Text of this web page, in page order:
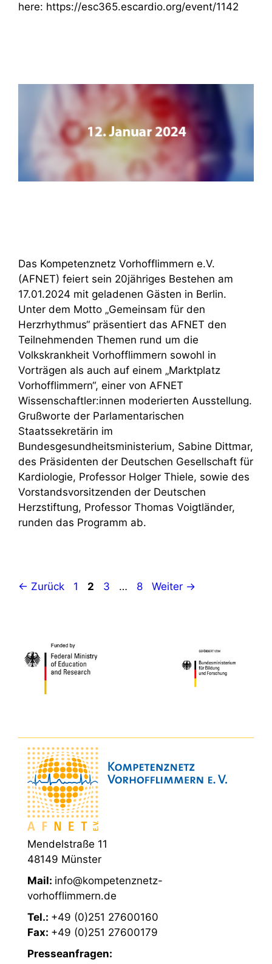
here: https://esc365.escardio.org/event/1142
Das Kompetenznetz Vorhofflimmern e.V.
(AFNET) feiert sein 20jähriges Bestehen am
17.01.2024 mit geladenen Gästen in Berlin.
Unter dem Motto „Gemeinsam für den
Herzrhythmus“ präsentiert das AFNET den
Teilnehmenden Themen rund um die
Volkskrankheit Vorhofflimmern sowohl in
Vorträgen als auch auf einem „Marktplatz
Vorhofflimmern“, einer von AFNET
Wissenschaftler:innen moderierten Ausstellung.
Grußworte der Parlamentarischen
Staatssekretärin im
Bundesgesundheitsministerium, Sabine Dittmar,
des Präsidenten der Deutschen Gesellschaft für
Kardiologie, Professor Holger Thiele, sowie des
Vorstandsvorsitzenden der Deutschen
Herzstiftung, Professor Thomas Voigtländer,
runden das Programm ab.
← Zurück Seite
1 Seite
2 Seite
3 … Seite
8 Weiter →
Mendelstraße 11
48149 Münster
Mail: info@kompetenznetz-
vorhofflimmern.de
Tel.: +49 (0)251 27600160
Fax: +49 (0)251 27600179
Presseanfragen: